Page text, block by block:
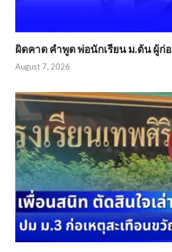
ผิดคาด คำพูด พ่อนักเรียน ม.ต้น ผู้ก่
August 7, 2026